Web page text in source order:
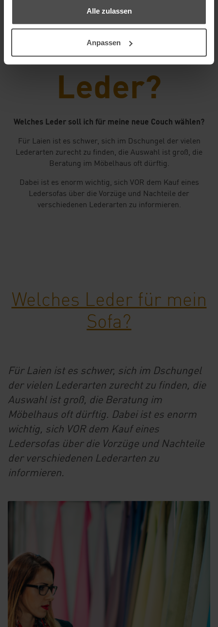
Alle zulassen
Anpassen
Welches
Leder?
Welches Leder soll ich für meine neue Couch wählen?
Für Laien ist es schwer, sich im Dschungel der vielen
Lederarten zurecht zu finden, die Auswahl ist groß, die
Beratung im Möbelhaus oft dürftig.
Dabei ist es enorm wichtig, sich VOR dem Kauf eines
Ledersofas über die Vorzüge und Nachteile der
verschiedenen Lederarten zu informieren.
Welches Leder für mein
Sofa?
Für Laien ist es schwer, sich im Dschungel
der vielen Lederarten zurecht zu finden, die
Auswahl ist groß, die Beratung im
Möbelhaus oft dürftig. Dabei ist es enorm
wichtig, sich VOR dem Kauf eines
Ledersofas über die Vorzüge und Nachteile
der verschiedenen Lederarten zu
informieren.